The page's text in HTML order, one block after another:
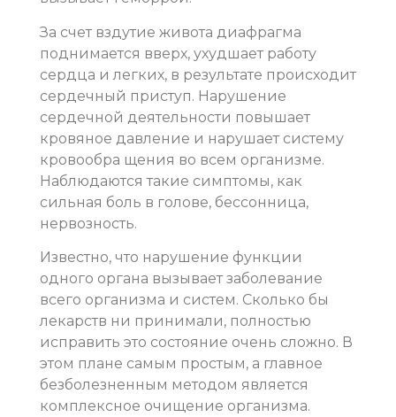
За счет вздутие живота диафрагма
поднимается вверх, ухудшает работу
сердца и легких, в результате происходит
сердечный приступ. Нарушение
сердечной деятельности повышает
кровяное давление и нарушает систему
кровообра щения во всем организме.
Наблюдаются такие симптомы, как
сильная боль в голове, бессонница,
нервозность.
Известно, что нарушение функции
одного органа вызывает заболевание
всего организма и систем. Сколько бы
лекарств ни принимали, полностью
исправить это состояние очень сложно. В
этом плане самым простым, а главное
безболезненным методом является
комплексное очищение организма.